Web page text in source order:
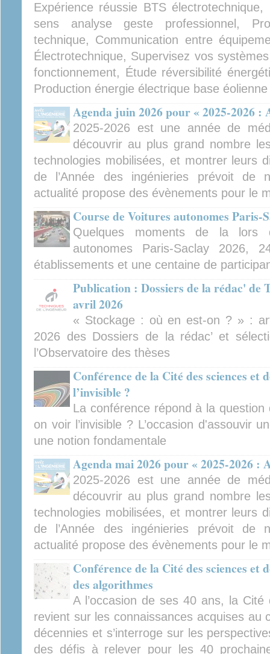
Expérience réussie BTS
sens analyse geste professionnel,
technique, Communication entre
Électrotechnique, Supervisez vos
fonctionnement, Étude réversibilité
Production énergie électrique base éolienne
Agenda juin 2026 pour « 2025-2026 :
2025-2026 est une année de
découvrir au plus grand nombre
technologies mobilisées, et montrer leurs
de l’Année des ingénieries prévoit de
actualité propose des évènements pour le
Course de Voitures autonomes Paris-
Quelques moments de la
autonomes Paris-Saclay 2026,
établissements et une centaine de
Publication : Dossiers de la rédac' de
avril 2026
« Stockage : où en est-on ? » :
2026 des Dossiers de la rédac’ et
l’Observatoire des thèses
Conférence de la Cité des sciences et
l’invisible ?
La conférence répond à la
on voir l’invisible ? L’occasion d'assouvir
une notion fondamentale
Agenda mai 2026 pour « 2025-2026 :
2025-2026 est une année de
découvrir au plus grand nombre
technologies mobilisées, et montrer leurs
de l’Année des ingénieries prévoit de
actualité propose des évènements pour le
Conférence de la Cité des sciences et
des algorithmes
A l’occasion de ses 40 ans, la Cité
revient sur les connaissances acquises au
décennies et s’interroge sur les
des défis à relever pour les 40